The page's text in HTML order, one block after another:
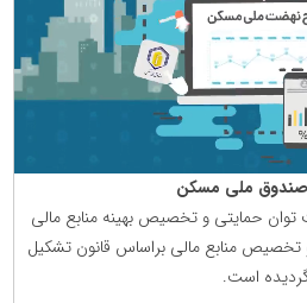
ملی مسكن
توان حمایتی و تخصیص بهینه منابع مالی
منابع مالی براساس قانون تشكیل
است.